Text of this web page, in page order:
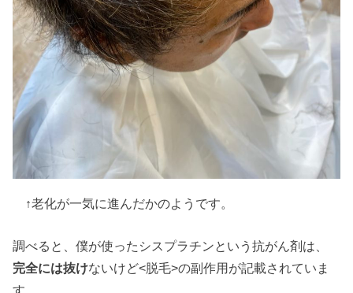
↑老化が一気に進んだかのようです。
調べると、僕が使ったシスプラチンという抗がん剤は、
完全には抜けないけど<脱毛>の副作用が記載されていま
す。